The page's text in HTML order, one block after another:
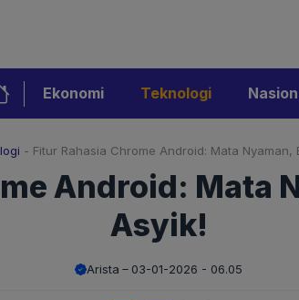
Ekonomi Teknologi
- Fitur Rahasia Chrome Android: Mata Nyaman,
Android: Mata
Asyik!
Arista 03-01-2026 - 06.05